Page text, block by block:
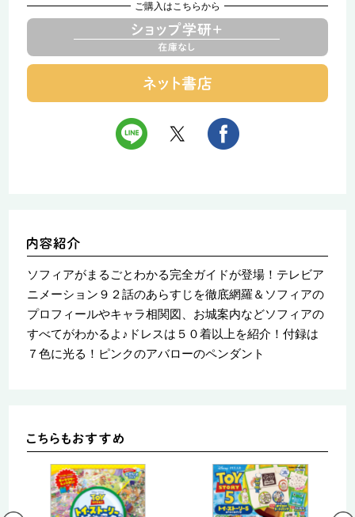
ご購入はこちらから
ソフィアがまるごとわかる完全ガイドが登場！テレビア
ニメーション９２話のあらすじを徹底網羅＆ソフィアの
プロフィールやキャラ相関図、お城案内などソフィアの
すべてがわかるよ♪ドレスは５０着以上を紹介！付録は
７色に光る！ピンクのアバローのペンダント